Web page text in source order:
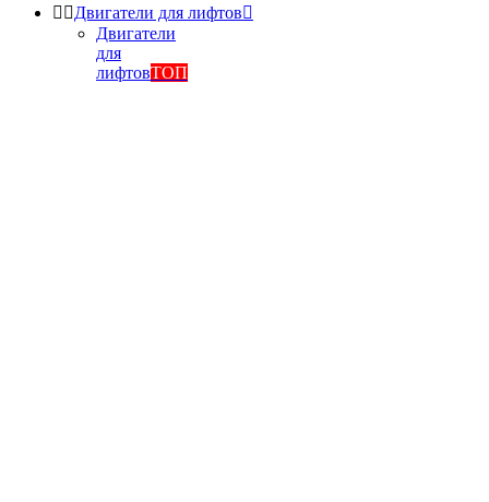
 Двигатели для лифтов
Двигатели
для
лифтовТОП